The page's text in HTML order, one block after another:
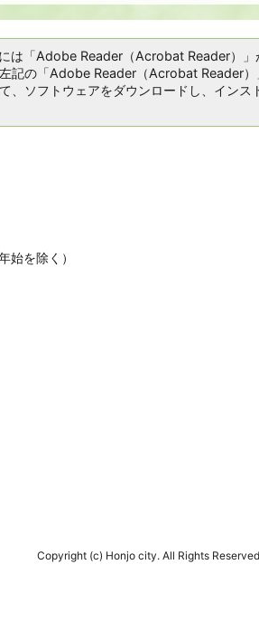
は「Adobe Reader（Acrobat Reader）」
記の「Adobe Reader（Acrobat Reader）
、ソフトウェアをダウンロードし、インス
始を除く）
Copyright (c) Honjo city. All Rights